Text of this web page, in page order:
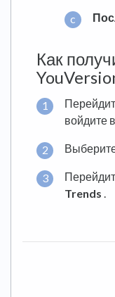
Как
войдите
Trends